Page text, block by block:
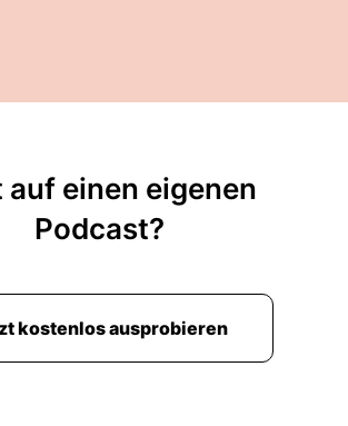
auf einen eigenen
Podcast?
kostenlos ausprobieren